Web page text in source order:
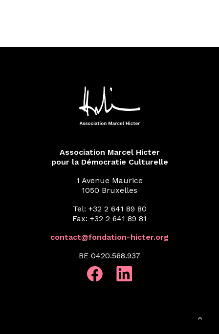
Association Marcel Hicter
pour la Démocratie Culturelle
1 Avenue Maurice
1050 Bruxelles
Tel: +32 2 641 89 80
Fax: +32 2 641 89 81
contact@fondation-hicter.org
BE 0420.568.937